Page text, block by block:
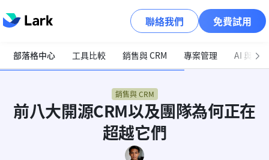
聯絡我們 免費試用
部落格中心 工具比較 銷售與 CRM 專案管理 AI 與自
銷售與 CRM
前八大開源CRM以及團隊為何正在
超越它們